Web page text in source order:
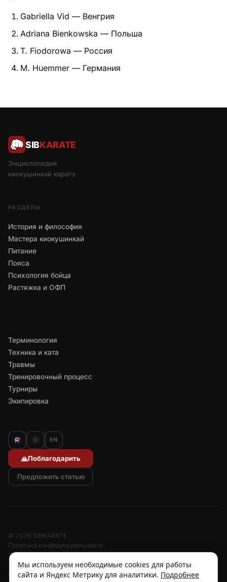
Техника и ката
Травмы
Gabriella Vid — Венгрия
Adriana Bienkowska — Польша
T. Fiodorowa — Россия
M. Huemmer — Германия
SIBKARATE
Энциклопедия
киокушинкай каратэ
РАЗДЕЛЫ
История и философия
Мастера киокушинкай
Питание
Пояса
Психология бойца
Растяжка и ОФП
Терминология
Техника и ката
Травмы
Тренировочный процесс
Турниры
Экипировка
EN
🙏Поблагодарить
Предложить статью
© 2026 SIBKARATE
Политика конфиденциальности
Отписаться от рассылок
Согласие на обработку персональных данных
Согласие на рассылку
Мы используем необходимые cookies для работы
сайта и Яндекс Метрику для аналитики. Подробнее